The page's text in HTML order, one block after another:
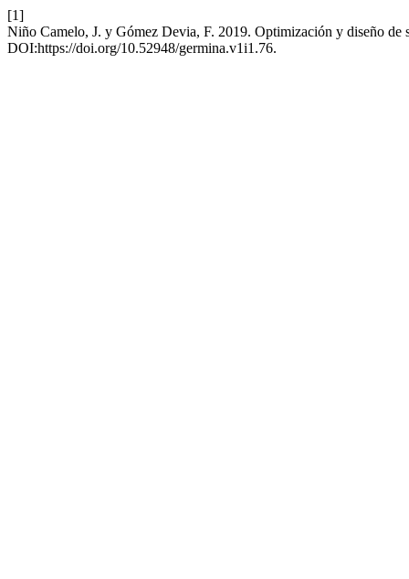
[1]
Niño Camelo, J. y Gómez Devia, F. 2019. Optimización y diseño
DOI:https://doi.org/10.52948/germina.v1i1.76.